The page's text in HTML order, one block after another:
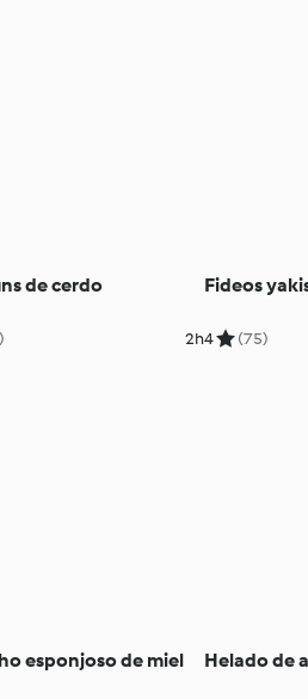
de cerdo
2h
Fideos
4 (75)
esponjoso de miel Helado de